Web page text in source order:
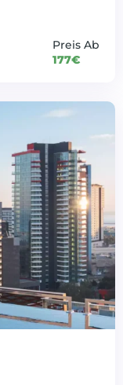
Preis Ab
177€